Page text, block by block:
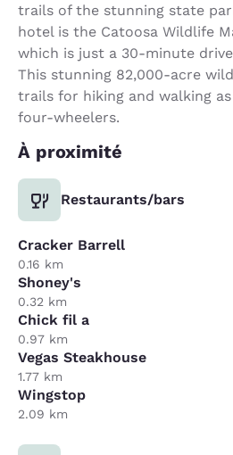
trails of the stunning state
hotel is the Catoosa Wildlife
which is just a 30-minute
This stunning 82,000-acre
trails for hiking and walking
four-wheelers.
À proximité
Restaurants/bars
Cracker Barrell
0.16 km
Shoney's
0.32 km
Chick fil a
0.97 km
Vegas Steakhouse
1.77 km
Wingstop
2.09 km